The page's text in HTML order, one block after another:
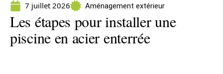
7 juillet 2026 Aménagement extérieur
Les étapes pour installer une
piscine en acier enterrée